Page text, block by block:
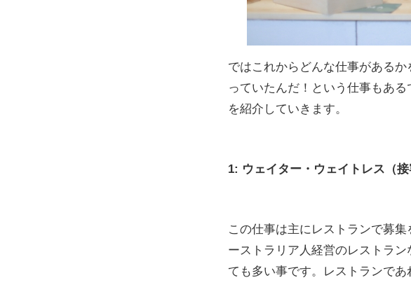
ではこれからどんな仕事がある
っていたんだ！という仕事もあ
を紹介していきます。
1: ウェイター・ウェイトレス（接
この仕事は主にレストランで募
ーストラリア人経営のレストラ
ても多い事です。レストランであ